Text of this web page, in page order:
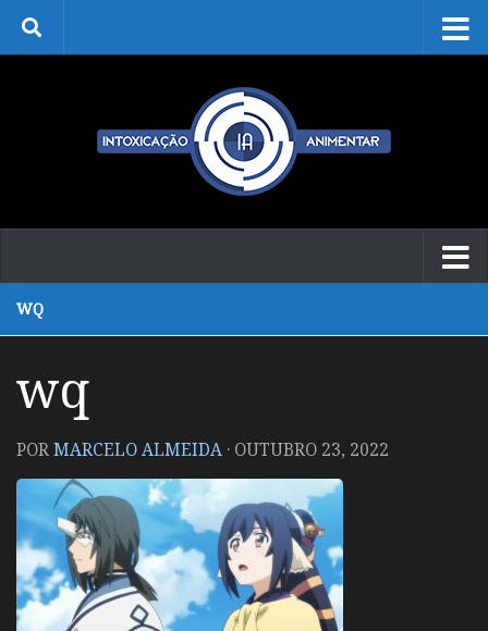
Skip to content
WQ
wq
PORMARCELO ALMEIDA · OUTUBRO 23, 2022